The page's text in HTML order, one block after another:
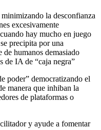
la desconfianza
excesivamente
hay mucho en juego
precipita por una
de humanos demasiado
de IA de “caja negra”
poder” democratizando el
manera que inhiban la
de plataformas o
y ayude a fomentar